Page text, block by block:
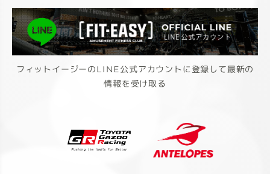
フィットイージーのLINE公式アカウントに登録して最新の
情報を受け取る